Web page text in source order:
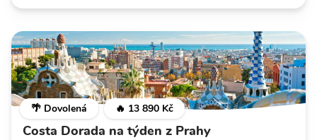
🌴 Dovolená 🔥 13 890 Kč
Costa Dorada na týden z Prahy